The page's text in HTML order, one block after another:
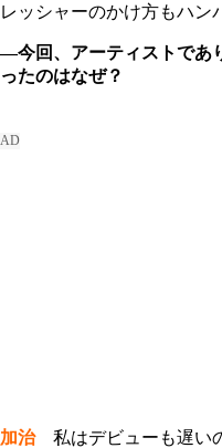
レッシャーのかけ方もハン
―今回、アーティストであ
ったのはなぜ？
加治私はデビューも遅い